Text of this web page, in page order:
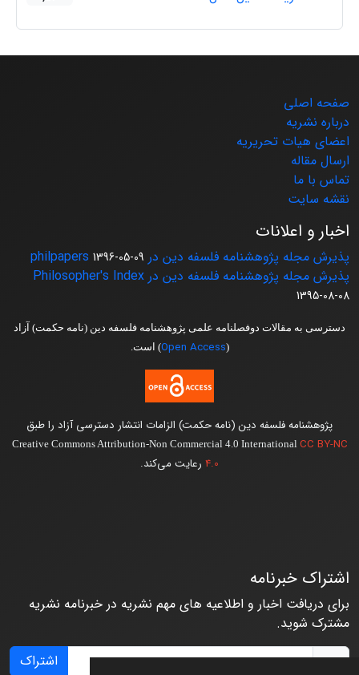
صفحه اصلی
درباره نشریه
اعضای هیات تحریریه
ارسال مقاله
تماس با ما
نقشه سایت
اخبار و اعلانات
پذیرش مجله پژوهشنامه فلسفه دین در philpapers 1396-05-09
پذیرش مجله پژوهشنامه فلسفه دین در Philosopher's Index
1395-08-08
دسترسی به مقالات دوفصلنامه علمی پژوهشنامه فلسفه دین (نامه حکمت) آزاد
(
Open Access) است.
پژوهشنامه فلسفه دین (نامه حکمت) الزامات انتشار دسترسی آزاد را طبق
Creative Commons Attribution-Non Commercial 4.0 International CC BY-NC
4.0 رعایت می‌کند.
اشتراک خبرنامه
برای دریافت اخبار و اطلاعیه های مهم نشریه در خبرنامه نشریه
مشترک شوید.
اشتراک